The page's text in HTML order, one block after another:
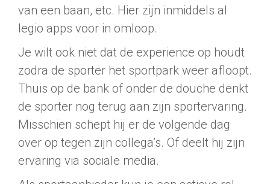
van een baan, etc. Hier zijn inmiddels al
legio apps voor in omloop.
Je wilt ook niet dat de experience op houdt
zodra de sporter het sportpark weer afloopt.
Thuis op de bank of onder de douche denkt
de sporter nog terug aan zijn sportervaring.
Misschien schept hij er de volgende dag
over op tegen zijn collega’s. Of deelt hij zijn
ervaring via sociale media.